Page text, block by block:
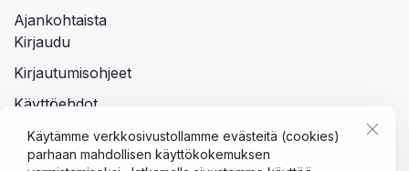
Käytämme verkkosivustollamme evästeitä (cookies)
parhaan mahdollisen käyttökokemuksen
Ajankohtaista
Kirjaudu
Kirjautumisohjeet
Käyttöehdot
Tietosuojalauseke